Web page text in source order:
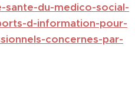
sante-du-medico-social-
d-information-pour-
concernes-par-